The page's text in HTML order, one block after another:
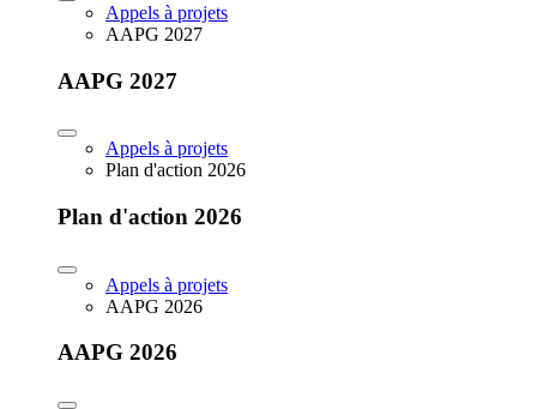
Appels à projets
AAPG 2027
AAPG 2027
Appels à projets
Plan d'action 2026
Plan d'action 2026
Appels à projets
AAPG 2026
AAPG 2026